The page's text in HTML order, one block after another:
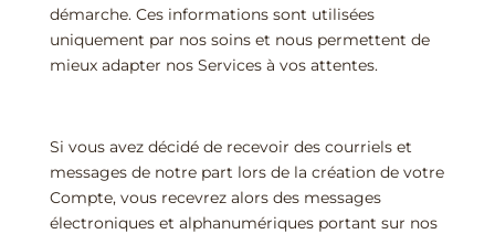
démarche. Ces informations sont utilisées
uniquement par nos soins et nous permettent de
mieux adapter nos Services à vos attentes.
Si vous avez décidé de recevoir des courriels et
messages de notre part lors de la création de votre
Compte, vous recevrez alors des messages
électroniques et alphanumériques portant sur nos